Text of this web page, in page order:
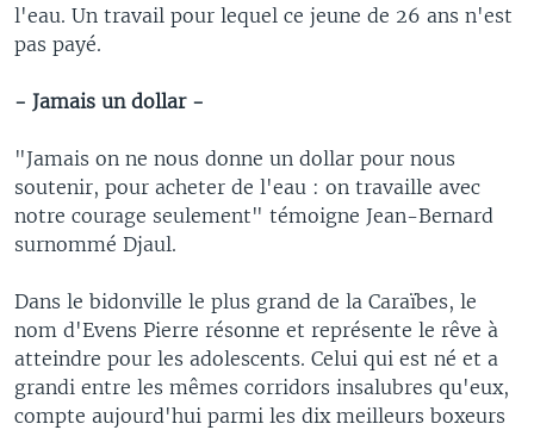
l'eau. Un travail pour lequel ce jeune de 26 ans n'est
pas payé.
- Jamais un dollar -
"Jamais on ne nous donne un dollar pour nous
soutenir, pour acheter de l'eau : on travaille avec
notre courage seulement" témoigne Jean-Bernard
surnommé Djaul.
Dans le bidonville le plus grand de la Caraïbes, le
nom d'Evens Pierre résonne et représente le rêve à
atteindre pour les adolescents. Celui qui est né et a
grandi entre les mêmes corridors insalubres qu'eux,
compte aujourd'hui parmi les dix meilleurs boxeurs